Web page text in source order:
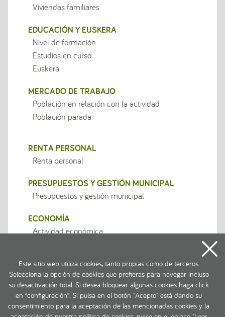
Este sitio web utiliza cookies, tanto propias como de terceros.
Selecciona la opción de cookies que prefieras para navegar incluso
su desactivación total. Si desea bloquear algunas cookies haga click
en “configuración”. Si pulsa en el botón "Acepto" está dando su
consentimiento para la aceptación de las mencionadas cookies y la
Viviendas familiares
EDUCACIÓN Y EUSKERA
Nivel de formación
Estudios en curso
Euskera
MERCADO DE TRABAJO
Población en relación con la actividad
Población parada
RENTA PERSONAL
Renta personal
PRESUPUESTOS Y GESTIÓN MUNICIPAL
Presupuestos y gestión municipal
ECONOMÍA
Actividad económica